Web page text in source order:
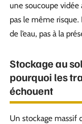
une soucoupe vidée
pas le même
de l’eau, pas à la
Stockage au
pourquoi les
échouent
Un stockage massif